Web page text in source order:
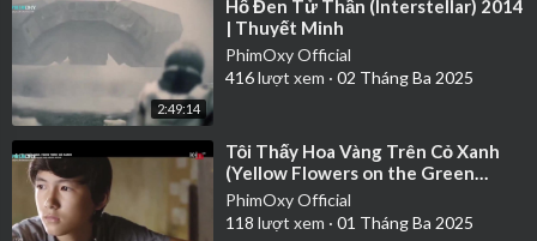
Phát hành
2014
Vietnam
Chất lượng
HDRip
Kinh dị
2:49:14
⁣Hố Đen Tử Thần (Interstellar) 2014
| Thuyết Minh
PhimOxy Official
416lượt xem · 02 Tháng Ba 2025
⁣Tôi Thấy Hoa Vàng Trên Cỏ Xanh
(Yellow Flowers on the Green
Grass) 2015 Full - Phim Việt Nam
hay nhấ
PhimOxy Official
118 lượt xem · 01 Tháng Ba 2025